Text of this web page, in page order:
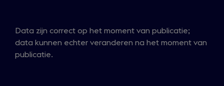
Data zijn correct op het moment van publicatie;
data kunnen echter veranderen na het moment van
publicatie.